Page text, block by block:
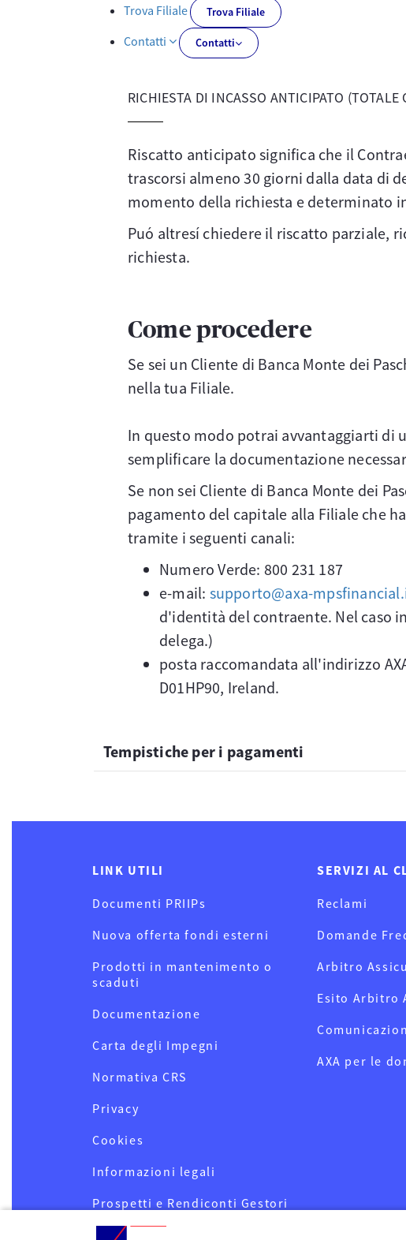
Trova Filiale Trova Filiale
Contatti Contatti
RICHIESTA DI INCASSO ANTICIPATO (TOTALE
Riscatto anticipato significa che il
trascorsi almeno 30 giorni dalla data di
momento della richiesta e determinato
Puó altresí chiedere il riscatto parziale,
richiesta.
Come procedere
Se sei un Cliente di Banca Monte dei
nella tua Filiale.
In questo modo potrai avvantaggiarti di
semplificare la documentazione
Se non sei Cliente di Banca Monte dei
pagamento del capitale alla Filiale che
tramite i seguenti canali:
Numero Verde: 800 231 187
e-mail: supporto@axa-
d'identità del contraente. Nel caso
delega.)
posta raccomandata all'indirizzo
D01HP90, Ireland.
Tempistiche per i pagamenti
LINK UTILI
Documenti PRIIPs
Nuova offerta fondi esterni
Prodotti in mantenimento o
scaduti
Documentazione
Carta degli Impegni
Normativa CRS
Privacy
Cookies
Informazioni legali
Prospetti e Rendiconti Gestori
SERVIZI AL
Reclami
Domande
Arbitro
Esito Arbitro
AXA per le